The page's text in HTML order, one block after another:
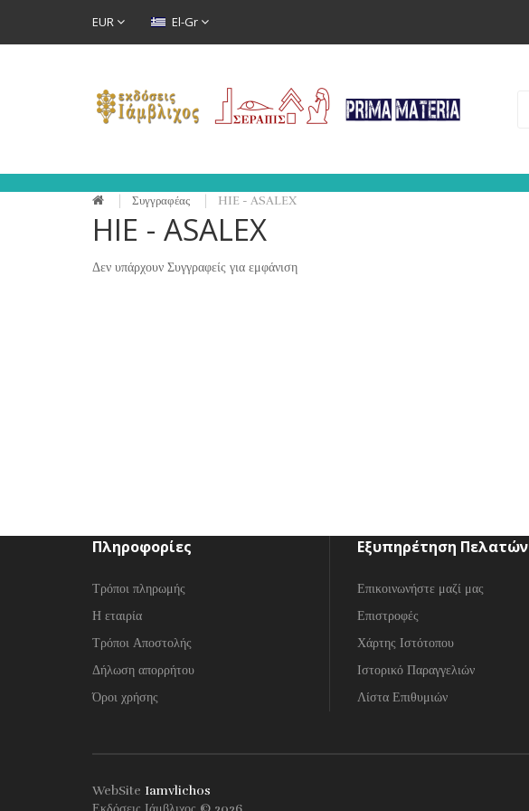
EUR El-Gr
Συγγραφέας HIE - ASALEX
HIE - ASALEX
Δεν υπάρχουν Συγγραφείς για εμφάνιση
Πληροφορίες
Τρόποι πληρωμής
Η εταιρία
Τρόποι Αποστολής
Δήλωση απορρήτου
Όροι χρήσης
Εξυπηρέτηση Πελατών
Επικοινωνήστε μαζί μας
Επιστροφές
Χάρτης Ιστότοπου
Ιστορικό Παραγγελιών
Λίστα Επιθυμιών
WebSite Iamvlichos